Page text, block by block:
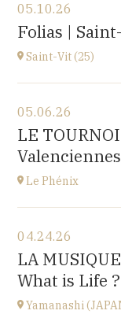
chapelle de
1 place de
at20H30
05.10.26
Folias |
Saint-Vit (25)
Salle multi-
3 rue du Partage,
at17H00
05.06.26
LE
Le Phénix
Le Phénix, Grand
Boulevard
at19H00
Go to site
04.24.26
LA
What is Life
Yamanashi